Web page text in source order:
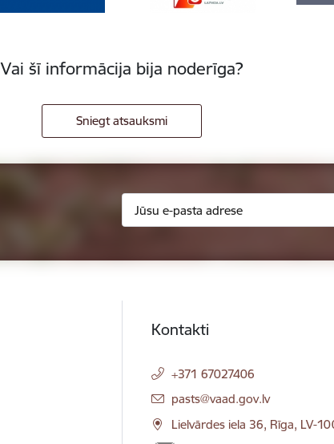
Vai šī informācija bija noderīga?
Sniegt atsauksmi
Kontakti
+371 67027406
E-pasts:
pasts@vaad.gov.lv
Lielvārdes iela 36, Rīga, LV-